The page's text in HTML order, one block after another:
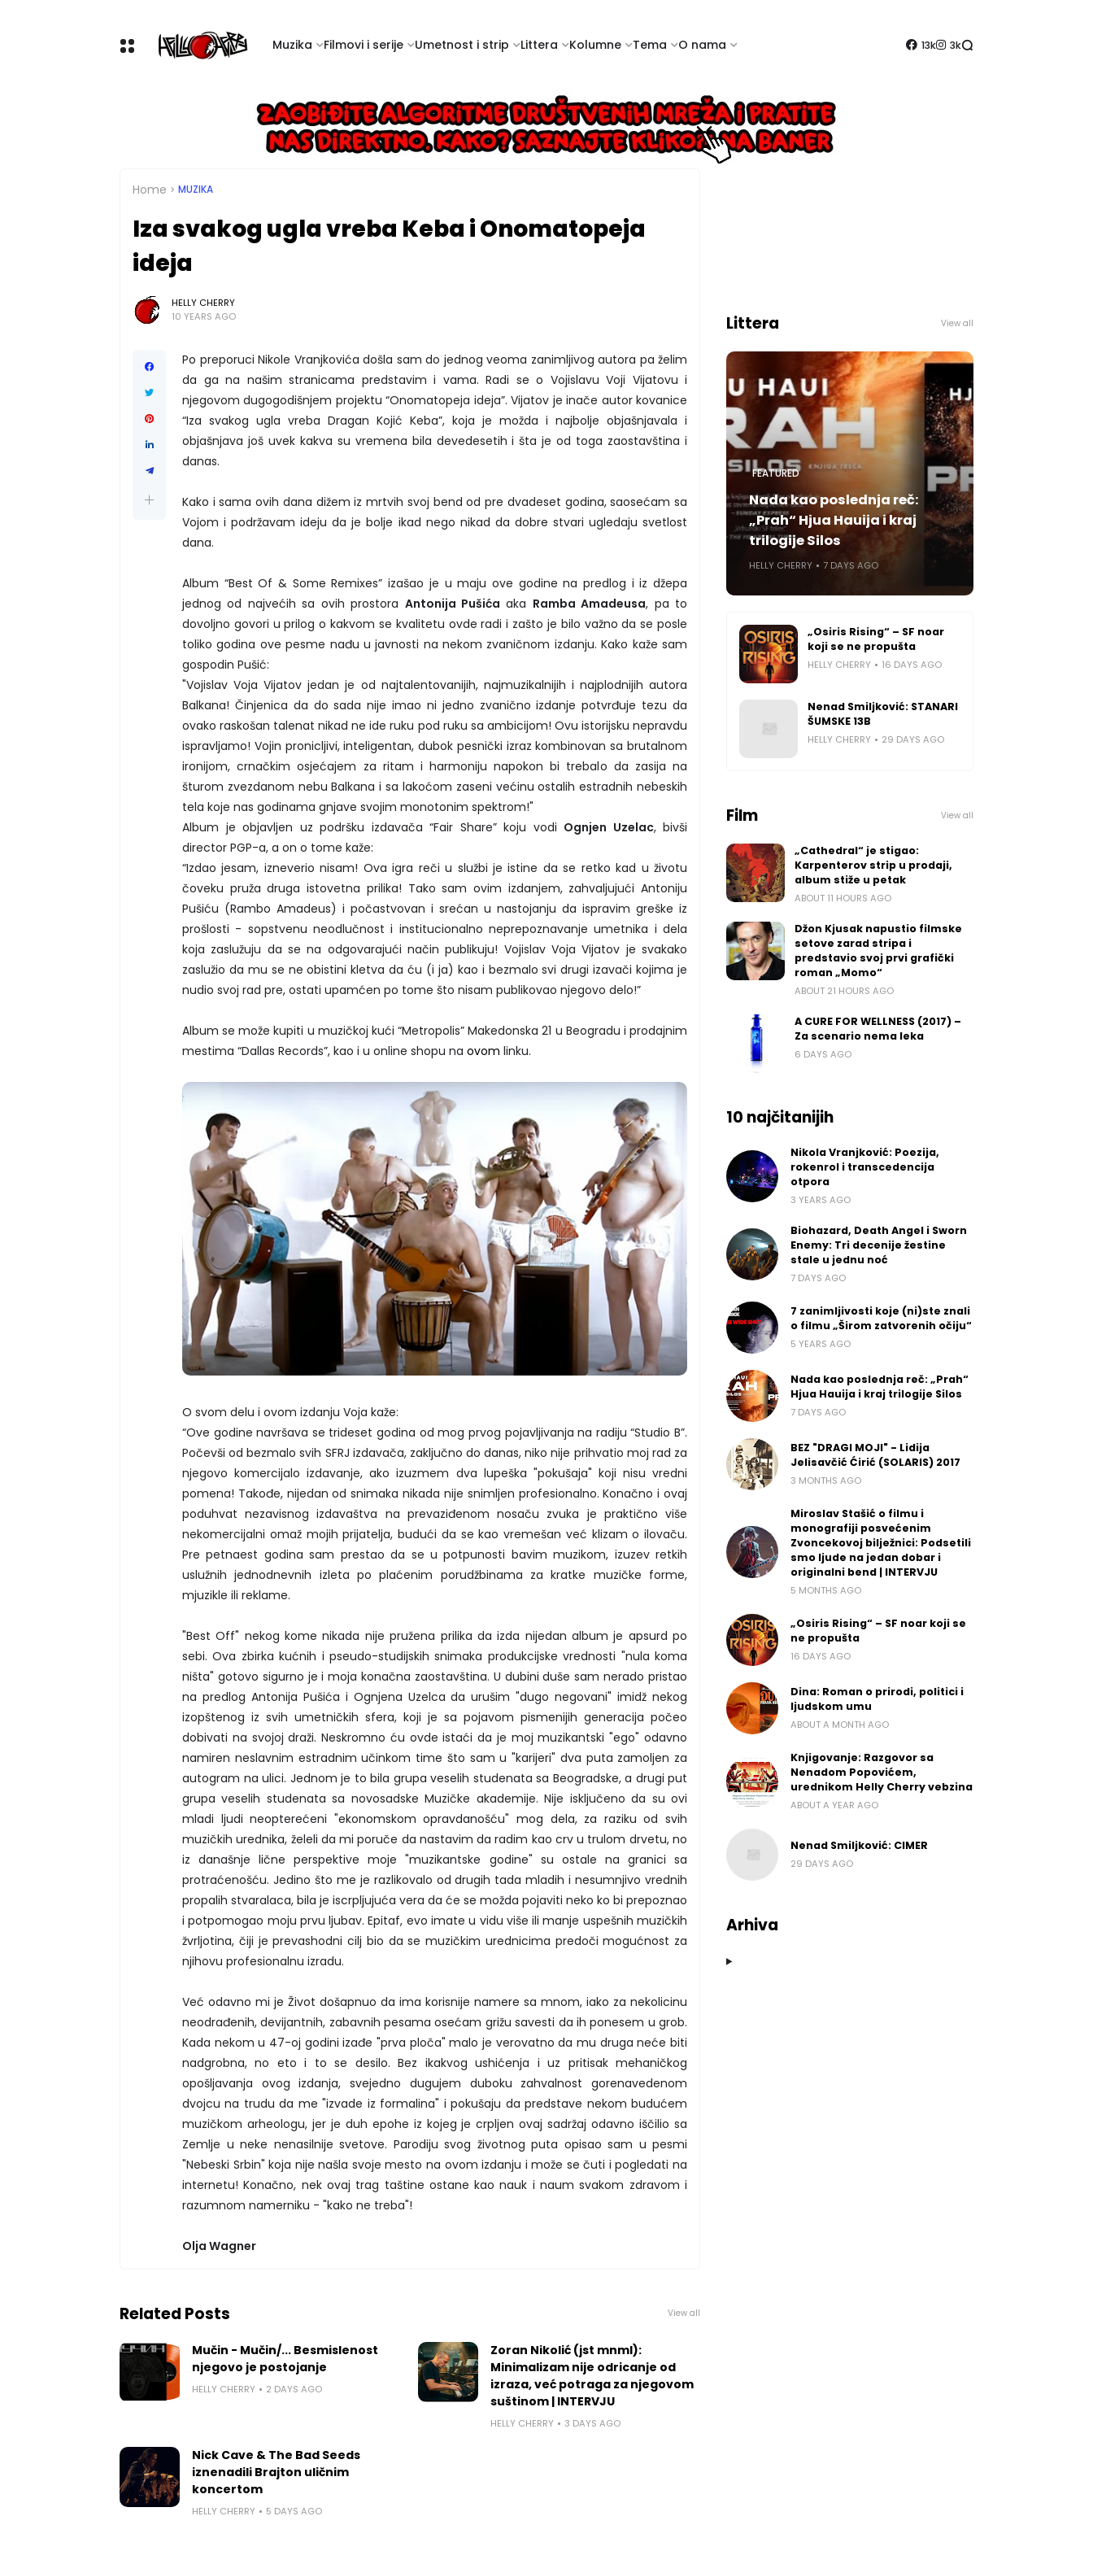
Muzika Filmovi i serije Umetnost i strip Littera Kolumne Tema O nama 13k 3k
Home MUZIKA
Iza svakog ugla vreba Keba i Onomatopeja
ideja
HELLY CHERRY
10 YEARS AGO
Po preporuci Nikole Vranjkovića došla sam do jednog veoma zanimljivog autora pa želim
da ga na našim stranicama predstavim i vama. Radi se o Vojislavu Voji Vijatovu i
njegovom dugogodišnjem projektu “Onomatopeja ideja”. Vijatov je inače autor kovanice
“Iza svakog ugla vreba Dragan Kojić Keba”, koja je možda i najbolje objašnjavala i
objašnjava još uvek kakva su vremena bila devedesetih i šta je od toga zaostavština i
danas.
Kako i sama ovih dana dižem iz mrtvih svoj bend od pre dvadeset godina, saosećam sa
Vojom i podržavam ideju da je bolje ikad nego nikad da dobre stvari ugledaju svetlost
dana.
Album “Best Of & Some Remixes” izašao je u maju ove godine na predlog i iz džepa
jednog od najvećih sa ovih prostora Antonija Pušića aka Ramba Amadeusa, pa to
dovoljno govori u prilog o kakvom se kvalitetu ovde radi i zašto je bilo važno da se posle
toliko godina ove pesme nađu u javnosti na nekom zvaničnom izdanju. Kako kaže sam
gospodin Pušić:
"Vojislav Voja Vijatov jedan je od najtalentovanijih, najmuzikalnijih i najplodnijih autora
Balkana! Činjenica da do sada nije imao ni jedno zvanično izdanje potvrđuje tezu da
ovako raskošan talenat nikad ne ide ruku pod ruku sa ambicijom! Ovu istorijsku nepravdu
ispravljamo! Vojin pronicljivi, inteligentan, dubok pesnički izraz kombinovan sa brutalnom
ironijom, crnačkim osjećajem za ritam i harmoniju napokon bi trebalo da zasija na
šturom zvezdanom nebu Balkana i sa lakoćom zaseni većinu ostalih estradnih nebeskih
tela koje nas godinama gnjave svojim monotonim spektrom!"
Album je objavljen uz podršku izdavača “Fair Share” koju vodi Ognjen Uzelac, bivši
director PGP-a, a on o tome kaže:
“Izdao jesam, izneverio nisam! Ova igra reči u službi je istine da se retko kad u životu
čoveku pruža druga istovetna prilika! Tako sam ovim izdanjem, zahvaljujući Antoniju
Pušiću (Rambo Amadeus) i počastvovan i srećan u nastojanju da ispravim greške iz
prošlosti - sopstvenu neodlučnost i institucionalno neprepoznavanje umetnika i dela
koja zaslužuju da se na odgovarajući način publikuju! Vojislav Voja Vijatov je svakako
zaslužio da mu se ne obistini kletva da ću (i ja) kao i bezmalo svi drugi izavači kojima je
nudio svoj rad pre, ostati upamćen po tome što nisam publikovao njegovo delo!”
Album se može kupiti u muzičkoj kući “Metropolis” Makedonska 21 u Beogradu i prodajnim
mestima “Dallas Records”, kao i u online shopu na ovom linku.
O svom delu i ovom izdanju Voja kaže:
“Ove godine navršava se trideset godina od mog prvog pojavljivanja na radiju “Studio B”.
Počevši od bezmalo svih SFRJ izdavača, zaključno do danas, niko nije prihvatio moj rad za
njegovo komercijalo izdavanje, ako izuzmem dva lupeška "pokušaja" koji nisu vredni
pomena! Takođe, nijedan od snimaka nikada nije snimljen profesionalno. Konačno i ovaj
poduhvat nezavisnog izdavaštva na prevaziđenom nosaču zvuka je praktično više
nekomercijalni omaž mojih prijatelja, budući da se kao vremešan već klizam o ilovaču.
Pre petnaest godina sam prestao da se u potpunosti bavim muzikom, izuzev retkih
uslužnih jednodnevnih izleta po plaćenim porudžbinama za kratke muzičke forme,
mjuzikle ili reklame.
"Best Off" nekog kome nikada nije pružena prilika da izda nijedan album je apsurd po
sebi. Ova zbirka kućnih i pseudo-studijskih snimaka produkcijske vrednosti "nula koma
ništa" gotovo sigurno je i moja konačna zaostavština. U dubini duše sam nerado pristao
na predlog Antonija Pušića i Ognjena Uzelca da urušim "dugo negovani" imidž nekog
izopštenog iz svih umetničkih sfera, koji je sa pojavom pismenijih generacija počeo
dobivati na svojoj draži. Neskromno ću ovde istaći da je moj muzikantski "ego" odavno
namiren neslavnim estradnim učinkom time što sam u "karijeri" dva puta zamoljen za
autogram na ulici. Jednom je to bila grupa veselih studenata sa Beogradske, a drugi put
grupa veselih studenata sa novosadske Muzičke akademije. Nije isključeno da su ovi
mladi ljudi neopterećeni "ekonomskom opravdanošću" mog dela, za raziku od svih
muzičkih urednika, želeli da mi poruče da nastavim da radim kao crv u trulom drvetu, no
iz današnje lične perspektive moje "muzikantske godine" su ostale na granici sa
protraćenošću. Jedino što me je razlikovalo od drugih tada mladih i nesumnjivo vrednih
propalih stvaralaca, bila je iscrpljujuća vera da će se možda pojaviti neko ko bi prepoznao
i potpomogao moju prvu ljubav. Epitaf, evo imate u vidu više ili manje uspešnih muzičkih
žvrljotina, čiji je prevashodni cilj bio da se muzičkim urednicima predoči mogućnost za
njihovu profesionalnu izradu.
Već odavno mi je Život došapnuo da ima korisnije namere sa mnom, iako za nekolicinu
neodrađenih, devijantnih, zabavnih pesama osećam grižu savesti da ih ponesem u grob.
Kada nekom u 47-oj godini izađe "prva ploča" malo je verovatno da mu druga neće biti
nadgrobna, no eto i to se desilo. Bez ikakvog ushićenja i uz pritisak mehaničkog
opošljavanja ovog izdanja, svejedno dugujem duboku zahvalnost gorenavedenom
dvojcu na trudu da me "izvade iz formalina" i pokušaju da predstave nekom budućem
muzičkom arheologu, jer je duh epohe iz kojeg je crpljen ovaj sadržaj odavno iščilio sa
Zemlje u neke nenasilnije svetove. Parodiju svog životnog puta opisao sam u pesmi
"Nebeski Srbin" koja nije našla svoje mesto na ovom izdanju i može se čuti i pogledati na
internetu! Konačno, nek ovaj trag taštine ostane kao nauk i naum svakom zdravom i
razumnom namerniku - "kako ne treba"!
Olja Wagner
Related Posts View all
Mučin - Mučin/... Besmislenost
njegovo je postojanje
HELLY CHERRY 2 DAYS AGO
Zoran Nikolić (jst mnml):
Minimalizam nije odricanje od
izraza, već potraga za njegovom
suštinom | INTERVJU
HELLY CHERRY 3 DAYS AGO
Nick Cave & The Bad Seeds
iznenadili Brajton uličnim
koncertom
HELLY CHERRY 5 DAYS AGO
Littera View all
FEATURED
Nada kao poslednja reč:
„Prah“ Hjua Hauija i kraj
trilogije Silos
HELLY CHERRY 7 DAYS AGO
„Osiris Rising“ – SF noar
koji se ne propušta
HELLY CHERRY 16 DAYS AGO
Nenad Smiljković: STANARI
ŠUMSKE 13B
HELLY CHERRY 29 DAYS AGO
Film View all
„Cathedral“ je stigao:
Karpenterov strip u prodaji,
album stiže u petak
ABOUT 11 HOURS AGO
Džon Kjusak napustio filmske
setove zarad stripa i
predstavio svoj prvi grafički
roman „Momo“
ABOUT 21 HOURS AGO
A CURE FOR WELLNESS (2017) –
Za scenario nema leka
6 DAYS AGO
10 najčitanijih
Nikola Vranjković: Poezija,
rokenrol i transcedencija
otpora
3 YEARS AGO
Biohazard, Death Angel i Sworn
Enemy: Tri decenije žestine
stale u jednu noć
7 DAYS AGO
7 zanimljivosti koje (ni)ste znali
o filmu „Širom zatvorenih očiju“
5 YEARS AGO
Nada kao poslednja reč: „Prah“
Hjua Hauija i kraj trilogije Silos
7 DAYS AGO
BEZ "DRAGI MOJI" - Lidija
Jelisavčić Ćirić (SOLARIS) 2017
3 MONTHS AGO
Miroslav Stašić o filmu i
monografiji posvećenim
Zvoncekovoj bilježnici: Podsetili
smo ljude na jedan dobar i
originalni bend | INTERVJU
5 MONTHS AGO
„Osiris Rising“ – SF noar koji se
ne propušta
16 DAYS AGO
Dina: Roman o prirodi, politici i
ljudskom umu
ABOUT A MONTH AGO
Knjigovanje: Razgovor sa
Nenadom Popovićem,
urednikom Helly Cherry vebzina
ABOUT A YEAR AGO
Nenad Smiljković: CIMER
29 DAYS AGO
Arhiva